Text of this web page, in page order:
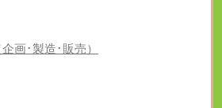
画･製造･販売）